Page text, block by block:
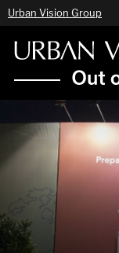
Urban Vision Group